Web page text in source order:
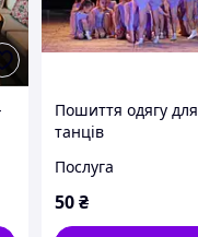
Пошиття одягу для
танців
Послуга
50 ₴